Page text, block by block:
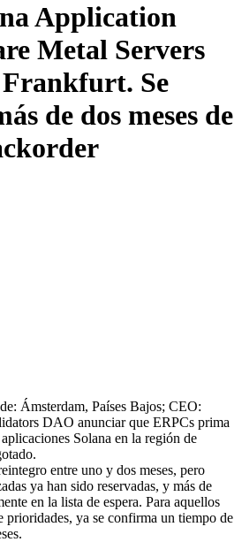
Application
Metal Servers
Frankfurt. Se
de dos meses de
Ámsterdam, Países Bajos; CEO:
DAO anunciar que ERPCs prima
Solana en la región de
entre uno y dos meses, pero
ya han sido reservadas, y más de
en la lista de espera. Para aquellos
prioridades, ya se confirma un tiempo de